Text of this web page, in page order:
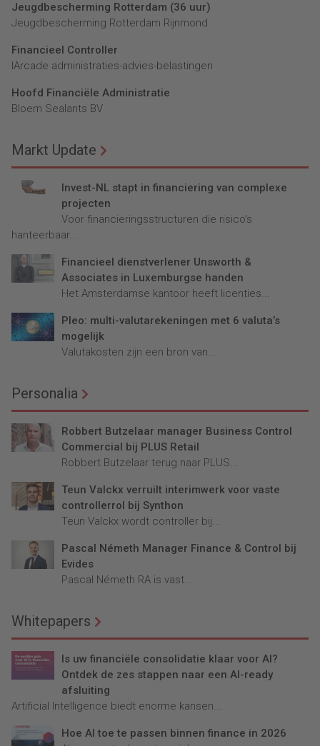
Jeugdbescherming Rotterdam (36 uur)
Jeugdbescherming Rotterdam Rijnmond
Financieel Controller
lArcade administraties-advies-belastingen
Hoofd Financiële Administratie
Bloem Sealants BV
Markt Update
Invest-NL stapt in financiering van complexe
projecten
Voor financieringsstructuren die risico’s
hanteerbaar...
Financieel dienstverlener Unsworth &
Associates in Luxemburgse handen
Het Amsterdamse kantoor heeft licenties...
Pleo: multi-valutarekeningen met 6 valuta’s
mogelijk
Valutakosten zijn een bron van...
Personalia
Robbert Butzelaar manager Business Control
Commercial bij PLUS Retail
Robbert Butzelaar terug naar PLUS...
Teun Valckx verruilt interimwerk voor vaste
controllerrol bij Synthon
Teun Valckx wordt controller bij...
Pascal Németh Manager Finance & Control bij
Evides
Pascal Németh RA is vast...
Whitepapers
Is uw financiële consolidatie klaar voor AI?
Ontdek de zes stappen naar een AI-ready
afsluiting
Artificial Intelligence biedt enorme kansen...
Hoe AI toe te passen binnen finance in 2026